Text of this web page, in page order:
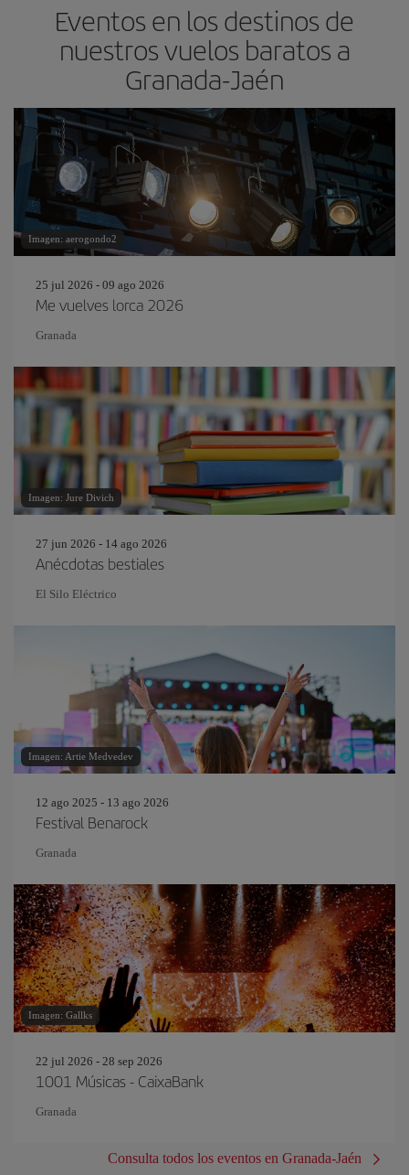
Eventos en los destinos de
nuestros vuelos baratos a
Granada-Jaén
Imagen: aerogondo2
25 jul 2026 - 09 ago 2026
Me vuelves lorca 2026
Granada
Imagen: Jure Divich
27 jun 2026 - 14 ago 2026
Anécdotas bestiales
El Silo Eléctrico
Imagen: Artie Medvedev
12 ago 2025 - 13 ago 2026
Festival Benarock
Granada
Imagen: Gallks
22 jul 2026 - 28 sep 2026
1001 Músicas - CaixaBank
Granada
Consulta todos los eventos en Granada-Jaén